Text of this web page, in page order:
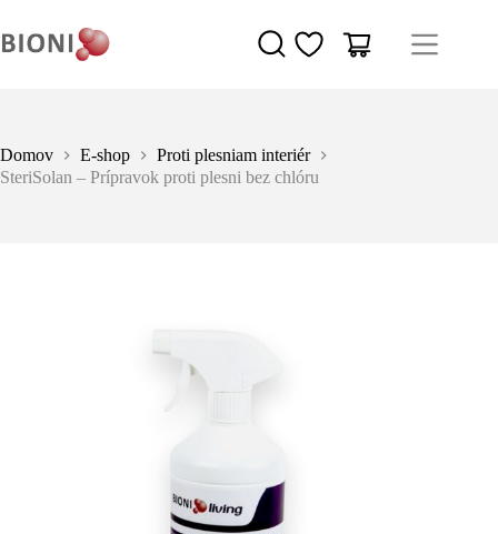
Domov E-shop
Proti plesniam interiér
SteriSolan – Prípravok proti plesni bez chlóru